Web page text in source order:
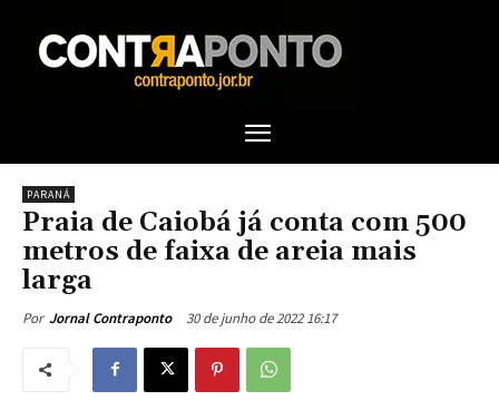
PARANÁ
Praia de Caiobá já conta com 500
metros de faixa de areia mais
larga
Por Jornal Contraponto 30 de junho de 2022 16:17